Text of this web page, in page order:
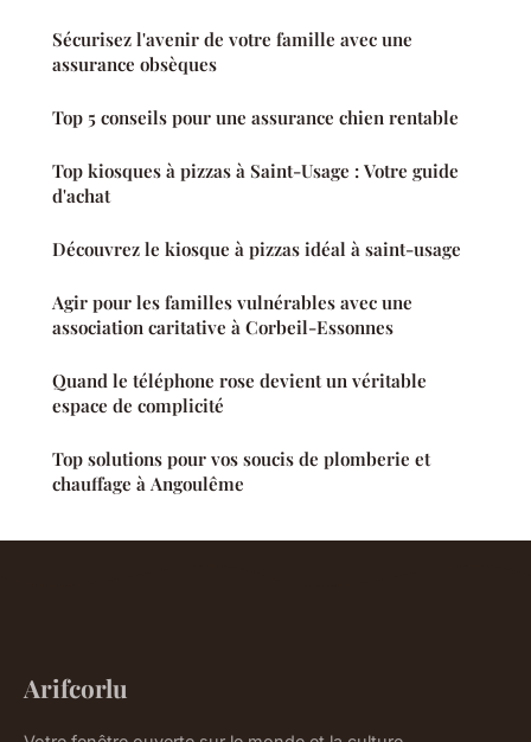
Sécurisez l'avenir de votre famille avec une
assurance obsèques
Top 5 conseils pour une assurance chien rentable
Top kiosques à pizzas à Saint-Usage : Votre guide
d'achat
Découvrez le kiosque à pizzas idéal à saint-usage
Agir pour les familles vulnérables avec une
association caritative à Corbeil-Essonnes
Quand le téléphone rose devient un véritable
espace de complicité
Top solutions pour vos soucis de plomberie et
chauffage à Angoulême
Arifcorlu